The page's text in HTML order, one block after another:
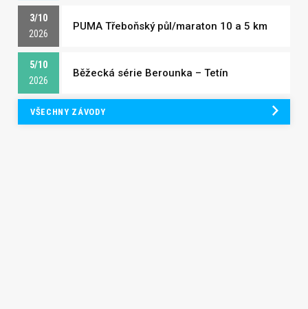
3/10
2026
PUMA Třeboňský půl/maraton 10 a 5 km
5/10
2026
Běžecká série Berounka – Tetín
VŠECHNY ZÁVODY